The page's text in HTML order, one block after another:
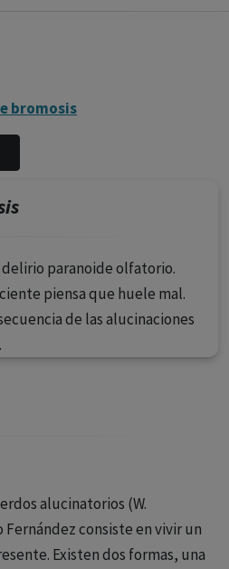
bromosis
delirio paranoide olfatorio.
piensa que huele mal.
de las alucinaciones
alucinatorios (W.
Fernández consiste en vivir un
Existen dos formas, una